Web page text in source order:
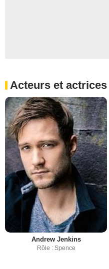
Acteurs et actrices
Andrew Jenkins
Rôle : Spence